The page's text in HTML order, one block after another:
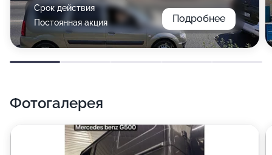
Срок действия
Постоянная акция
Подробнее
Фотогалерея